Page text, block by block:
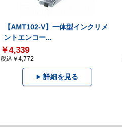
【AMT102-V】一体型インクリメ
ントエンコー...
￥4,339
税込￥4,772
詳細を見る